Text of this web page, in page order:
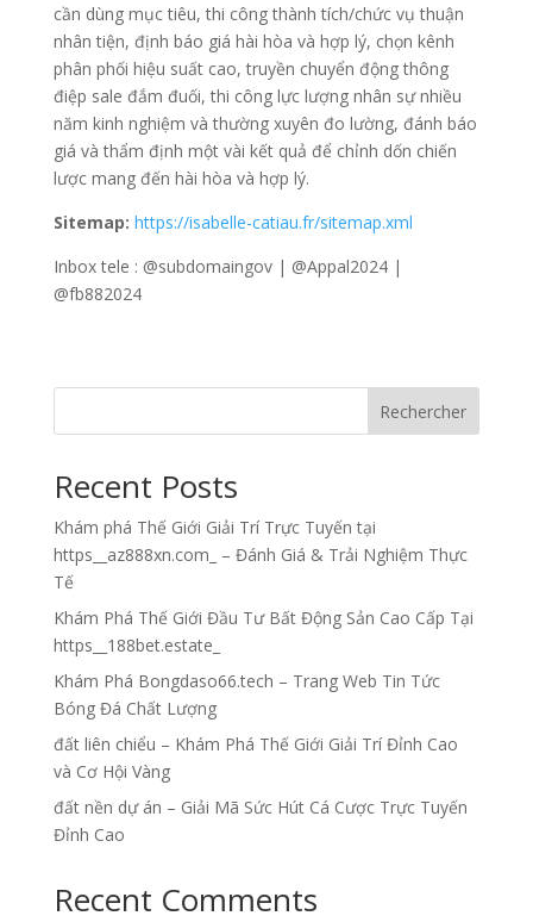
cần dùng mục tiêu, thi công thành tích/chức vụ thuận
nhân tiện, định báo giá hài hòa và hợp lý, chọn kênh
phân phối hiệu suất cao, truyền chuyển động thông
điệp sale đắm đuối, thi công lực lượng nhân sự nhiều
năm kinh nghiệm và thường xuyên đo lường, đánh báo
giá và thẩm định một vài kết quả để chỉnh dốn chiến
lược mang đến hài hòa và hợp lý.
Sitemap: https://isabelle-catiau.fr/sitemap.xml
Inbox tele : @subdomaingov | @Appal2024 |
@fb882024
Rechercher
Recent Posts
Khám phá Thế Giới Giải Trí Trực Tuyến tại
https__az888xn.com_ – Đánh Giá & Trải Nghiệm Thực
Tế
Khám Phá Thế Giới Đầu Tư Bất Động Sản Cao Cấp Tại
https__188bet.estate_
Khám Phá Bongdaso66.tech – Trang Web Tin Tức
Bóng Đá Chất Lượng
đất liên chiểu – Khám Phá Thế Giới Giải Trí Đỉnh Cao
và Cơ Hội Vàng
đất nền dự án – Giải Mã Sức Hút Cá Cược Trực Tuyến
Đỉnh Cao
Recent Comments